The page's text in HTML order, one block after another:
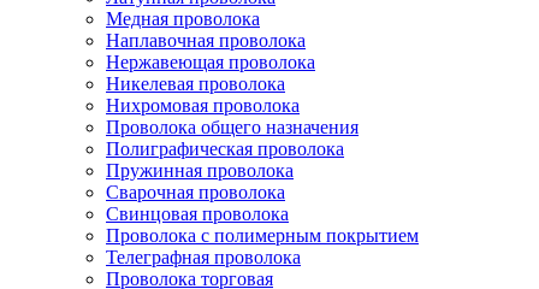
Медная проволока
Наплавочная проволока
Нержавеющая проволока
Никелевая проволока
Нихромовая проволока
Проволока общего назначения
Полиграфическая проволока
Пружинная проволока
Сварочная проволока
Свинцовая проволока
Проволока с полимерным покрытием
Телеграфная проволока
Проволока торговая